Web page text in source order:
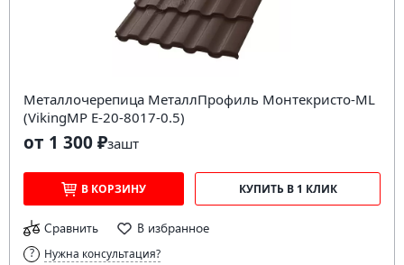
Металлочерепица МеталлПрофиль Монтекристо-ML
(VikingMP E-20-8017-0.5)
от 1 300 ₽зашт
В КОРЗИНУ КУПИТЬ В 1 КЛИК
Сравнить В избранное
Нужна консультация?